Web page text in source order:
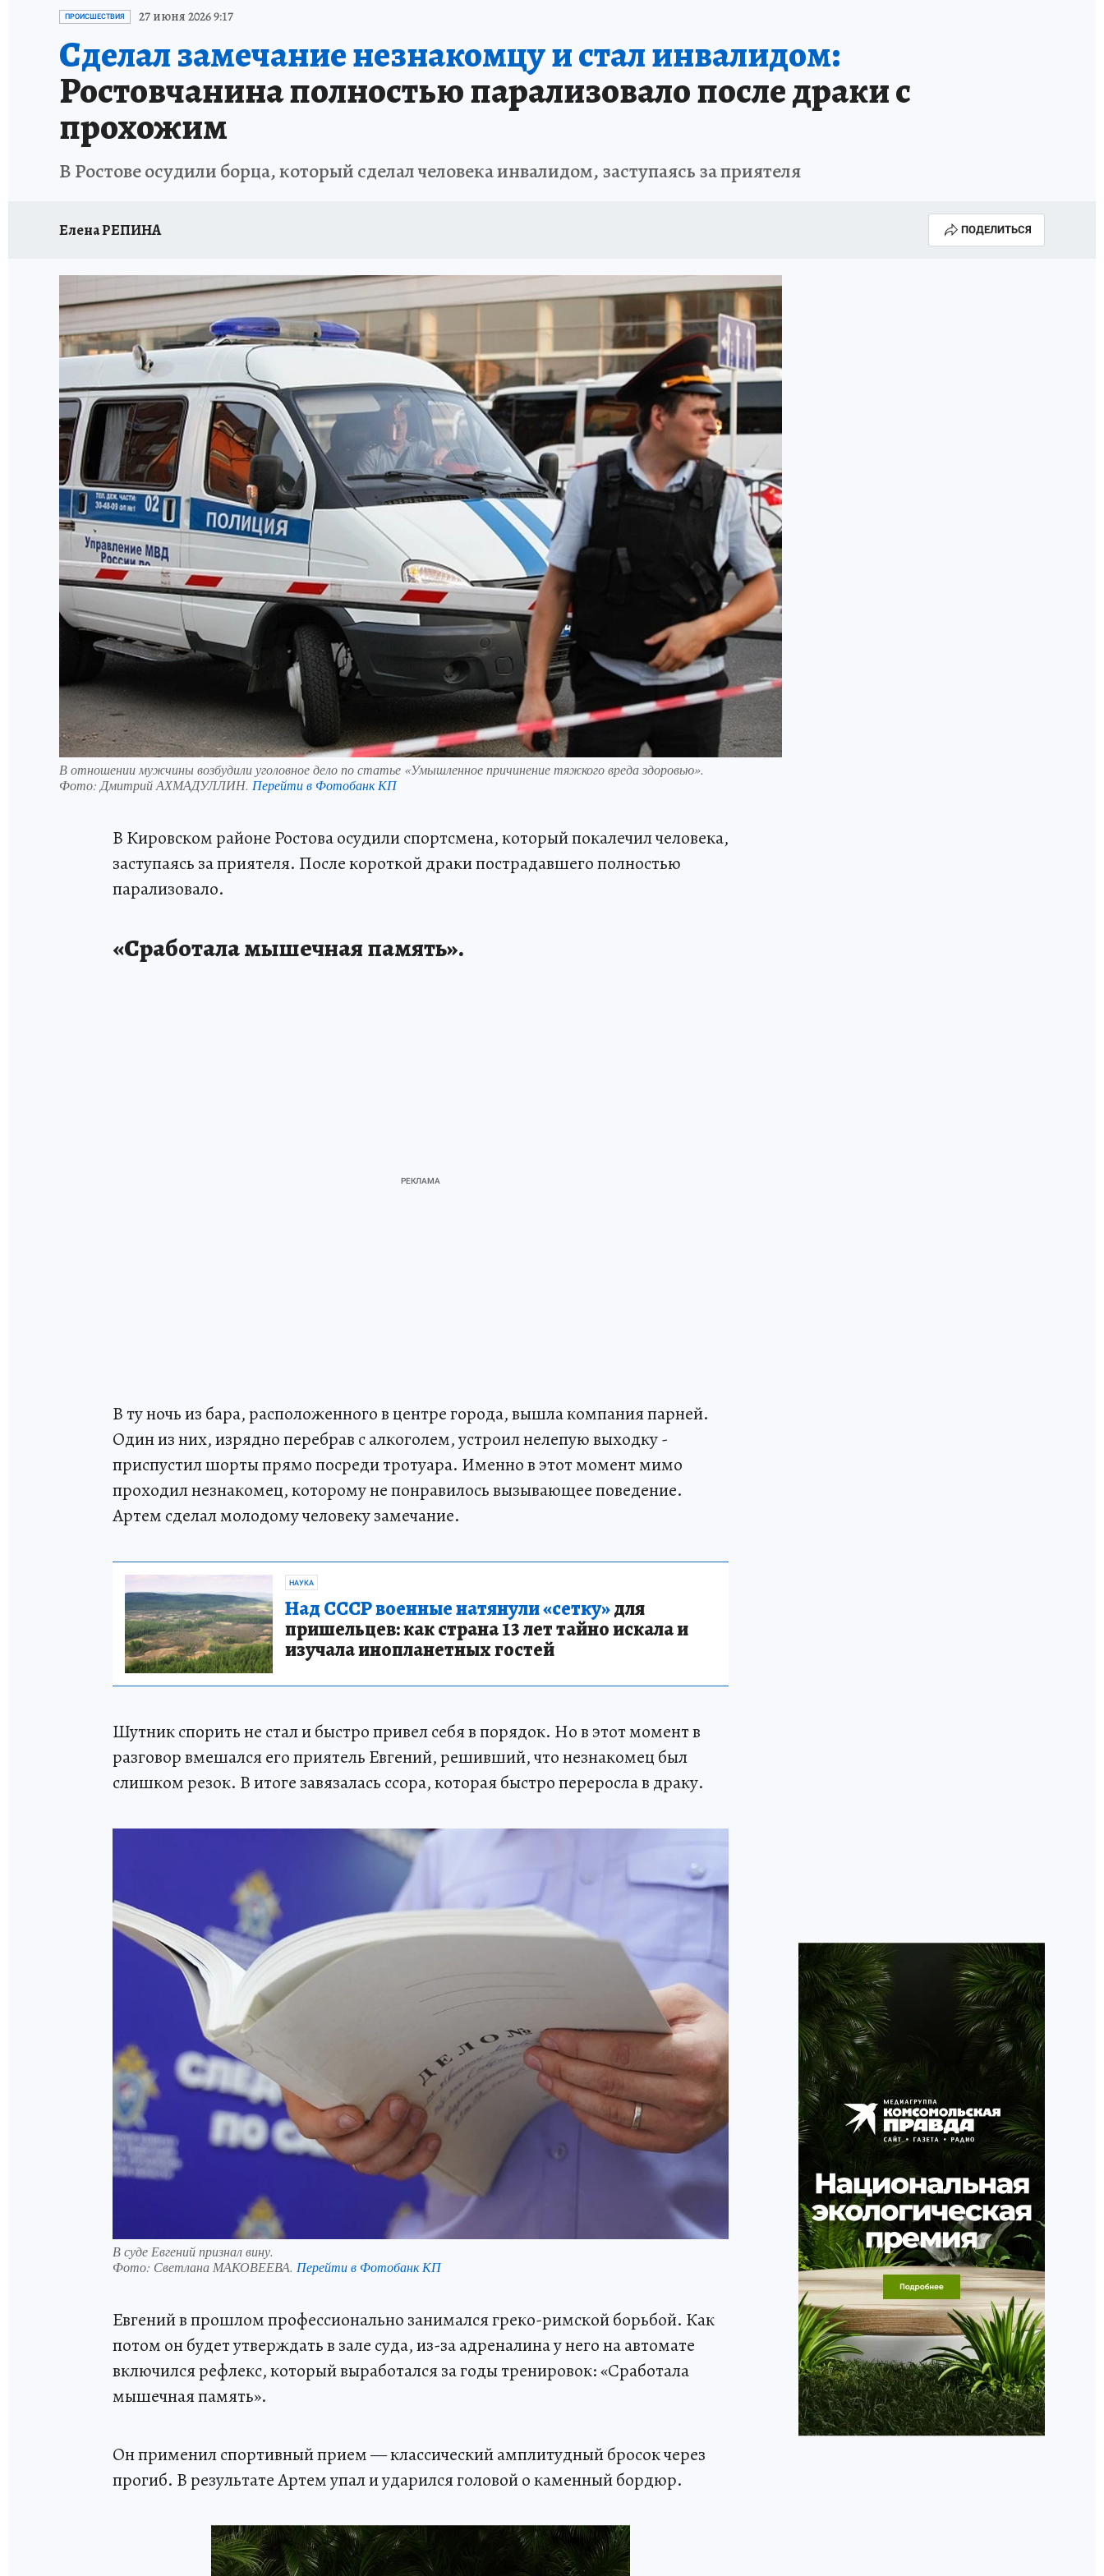
ЗАПОВЕДНАЯ РОССИЯ
ПРОИСШЕСТВИЯ 27 июня 2026 9:17
Сделал замечание незнакомцу и стал инвалидом:
Ростовчанина полностью парализовало после драки с
прохожим
В Ростове осудили борца, который сделал человека инвалидом, заступаясь за приятеля
Елена РЕПИНА ПОДЕЛИТЬСЯ
В отношении мужчины возбудили уголовное дело по статье «Умышленное причинение тяжкого вреда здоровью».
Фото: Дмитрий АХМАДУЛЛИН. Перейти в Фотобанк КП
В Кировском районе Ростова осудили спортсмена, который покалечил человека,
заступаясь за приятеля. После короткой драки пострадавшего полностью
парализовало.
«Сработала мышечная память».
В ту ночь из бара, расположенного в центре города, вышла компания парней.
Один из них, изрядно перебрав с алкоголем, устроил нелепую выходку -
приспустил шорты прямо посреди тротуара. Именно в этот момент мимо
проходил незнакомец, которому не понравилось вызывающее поведение.
Артем сделал молодому человеку замечание.
НАУКА
Над СССР военные натянули «сетку»для
пришельцев: как страна 13 лет тайно искала и
изучала инопланетных гостей
Шутник спорить не стал и быстро привел себя в порядок. Но в этот момент в
разговор вмешался его приятель Евгений, решивший, что незнакомец был
слишком резок. В итоге завязалась ссора, которая быстро переросла в драку.
В суде Евгений признал вину.
Фото: Светлана МАКОВЕЕВА. Перейти в Фотобанк КП
Евгений в прошлом профессионально занимался греко-римской борьбой. Как
потом он будет утверждать в зале суда, из-за адреналина у него на автомате
включился рефлекс, который выработался за годы тренировок: «Сработала
мышечная память».
Он применил спортивный прием — классический амплитудный бросок через
прогиб. В результате Артем упал и ударился головой о каменный бордюр.